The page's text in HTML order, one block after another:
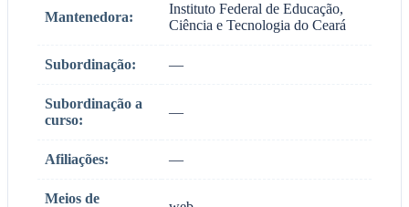
Mantenedora:
Instituto Federal de Educação,
Ciência e Tecnologia do Ceará
Subordinação: —
Subordinação a
curso:
—
Afiliações: —
Meios de